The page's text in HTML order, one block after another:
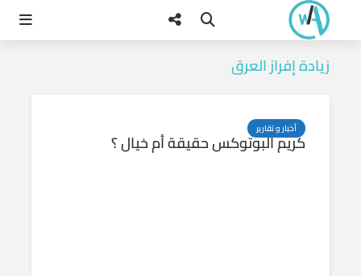
زيادة إفراز العرق
أخبار و تقارير
كريم البوتوكس حقيقة أم خيال ؟